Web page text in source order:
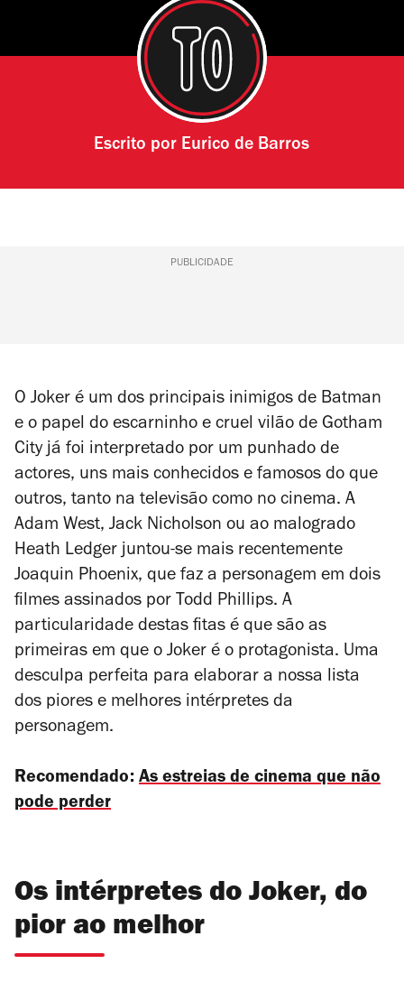
Escrito por Eurico de Barros
PUBLICIDADE
O Joker é um dos principais inimigos de Batman
e o papel do escarninho e cruel vilão de Gotham
City já foi interpretado por um punhado de
actores, uns mais conhecidos e famosos do que
outros, tanto na televisão como no cinema. A
Adam West, Jack Nicholson ou ao malogrado
Heath Ledger juntou-se mais recentemente
Joaquin Phoenix, que faz a personagem em dois
filmes assinados por Todd Phillips. A
particularidade destas fitas é que são as
primeiras em que o Joker é o protagonista. Uma
desculpa perfeita para elaborar a nossa lista
dos piores e melhores intérpretes da
personagem.
Recomendado: As estreias de cinema que não
pode perder
Os intérpretes do Joker, do
pior ao melhor